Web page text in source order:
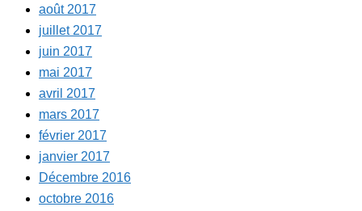
août 2017
juillet 2017
juin 2017
mai 2017
avril 2017
mars 2017
février 2017
janvier 2017
Décembre 2016
octobre 2016